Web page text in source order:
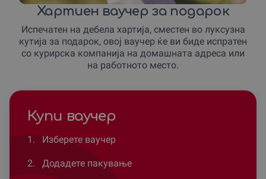
Хартиен ваучер за подарок
Испечатен на дебела хартија, сместен во луксузна
кутија за подарок, овој ваучер ќе ви биде испратен
со курирска компанија на домашната адреса или
на работното место.
Купи ваучер
1. Изберете ваучер
2. Додадете пакување